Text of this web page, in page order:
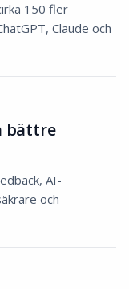
150 fler
Claude och
bättre
AI-
och